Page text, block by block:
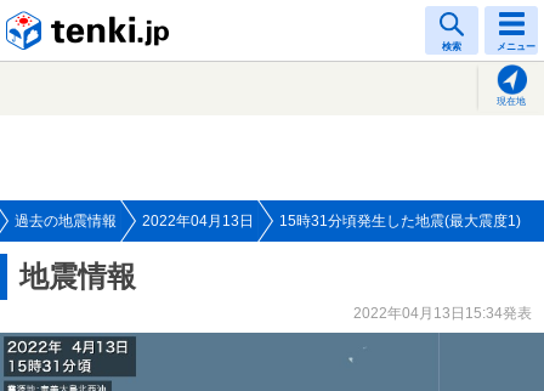
検索 メニュー
現在地
過去の地震情報 2022年04月13日 15時31分頃発生した地震(最大震度1)
地震情報
2022年04月13日15:34発表